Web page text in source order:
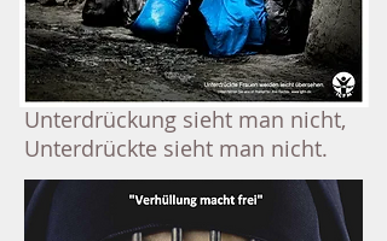
Unterdrückung sieht man nicht,
Unterdrückte sieht man nicht.